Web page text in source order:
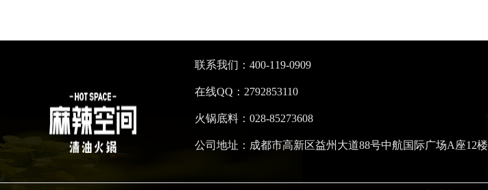
联系我们：400-119-0909
在线QQ：2792853110
火锅底料：028-85273608
公司地址：成都市高新区益州大道88号中航国际广场A座12楼